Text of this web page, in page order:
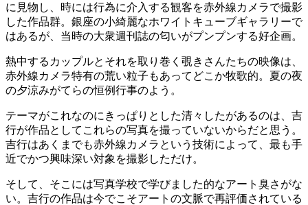
に見物し、時には行為に介入する観客を赤外線カメラで撮影
した作品群。銀座の小綺麗なホワイトキューブギャラリーで
はあるが、当時の大衆週刊誌の匂いがプンプンする好企画。
熱中するカップルとそれを取り巻く覗きさんたちの映像は、
赤外線カメラ特有の荒い粒子もあってどこか牧歌的。夏の夜
の夕涼みがてらの恒例行事のよう。
テーマがこれなのにきっぱりとした清々したがあるのは、吉
行が作品としてこれらの写真を撮っていないからだと思う。
吉行はあくまでも赤外線カメラという技術によって、最も手
近でかつ興味深い対象を撮影しただけ。
そして、そこには写真学校で学びました的なアート臭さがな
い。吉行の作品は今でこそアートの文脈で再評価されている